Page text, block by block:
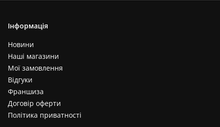
Інформація
Новини
Наші магазини
Мої замовлення
Відгуки
Франшиза
Договір оферти
Політика приватності